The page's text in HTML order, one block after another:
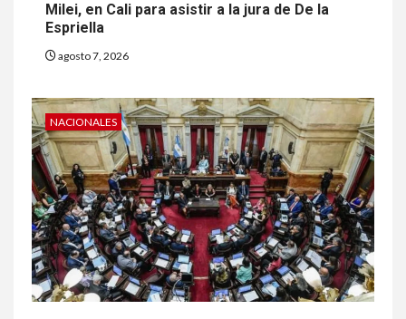
Milei, en Cali para asistir a la jura de De la
Espriella
agosto 7, 2026
NACIONALES